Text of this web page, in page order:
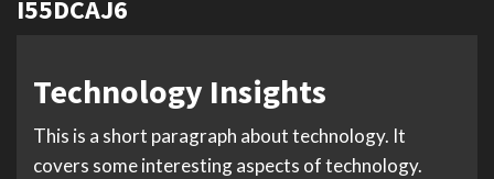
I55DCAJ6
Technology Insights
This is a short paragraph about technology. It
covers some interesting aspects of technology.